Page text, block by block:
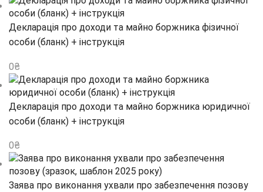
Декларація про доходи та майно боржника фізичної
особи (бланк) + інструкція
0₴
Декларація про доходи та майно боржника юридичної
особи (бланк) + інструкція
0₴
Заява про виконання ухвали про забезпечення позову